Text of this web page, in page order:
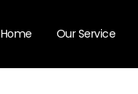
Home Our Service